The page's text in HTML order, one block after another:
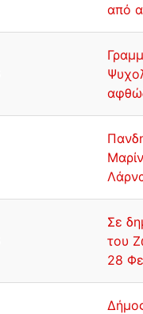
από
Σε
του
28